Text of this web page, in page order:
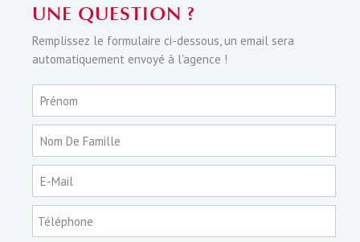
UNE QUESTION ?
Remplissez le formulaire ci-dessous, un email sera
automatiquement envoyé à l'agence !
Prénom
Nom De Famille
E-Mail
Téléphone